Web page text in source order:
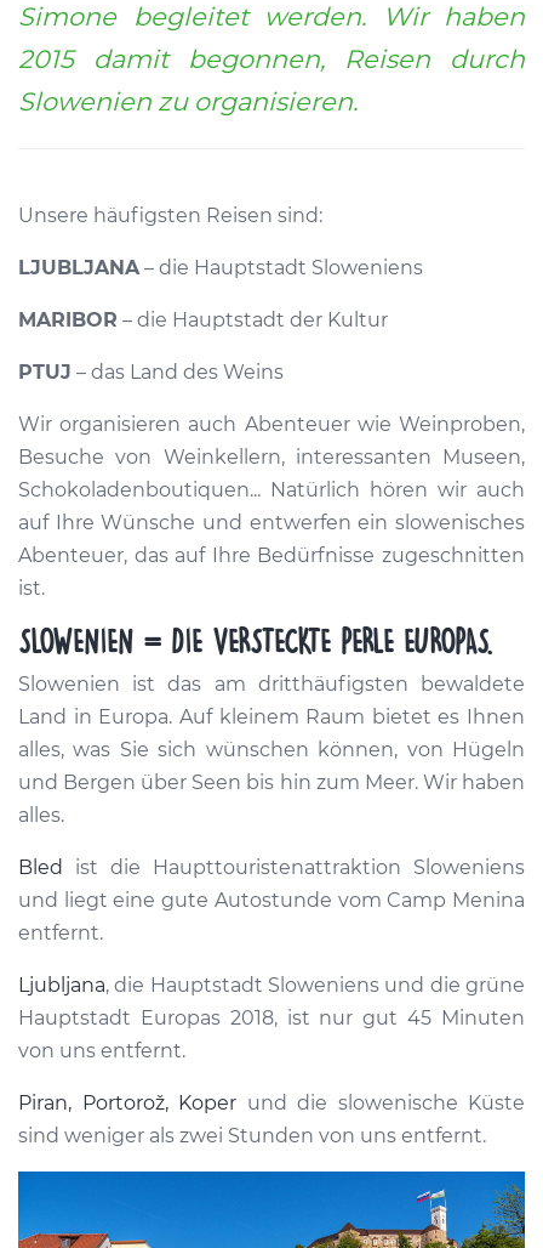
Simone begleitet werden. Wir haben
2015 damit begonnen, Reisen durch
Slowenien zu organisieren.
Unsere häufigsten Reisen sind:
LJUBLJANA– die Hauptstadt Sloweniens
MARIBOR – die Hauptstadt der Kultur
PTUJ – das Land des Weins
Wir organisieren auch Abenteuer wie Weinproben,
Besuche von Weinkellern, interessanten Museen,
Schokoladenboutiquen... Natürlich hören wir auch
auf Ihre Wünsche und entwerfen ein slowenisches
Abenteuer, das auf Ihre Bedürfnisse zugeschnitten
ist.
SLOWENIEN = DIE VERSTECKTE PERLE EUROPAS.
Slowenien ist das am dritthäufigsten bewaldete
Land in Europa. Auf kleinem Raum bietet es Ihnen
alles, was Sie sich wünschen können, von Hügeln
und Bergen über Seen bis hin zum Meer. Wir haben
alles.
Bled
ist die Haupttouristenattraktion Sloweniens
und liegt eine gute Autostunde vom Camp Menina
entfernt.
Ljubljana, die Hauptstadt Sloweniens und die grüne
Hauptstadt Europas 2018, ist nur gut 45 Minuten
von uns entfernt.
Piran, Portorož, Koper und die slowenische Küste
sind weniger als zwei Stunden von uns entfernt.